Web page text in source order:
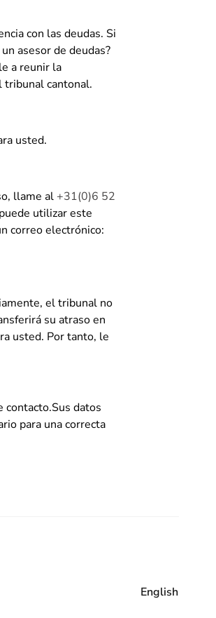
con las deudas. Si
asesor de deudas?
a reunir la
tribunal cantonal.
usted.
llame al +31(0)6 52
utilizar este
correo electrónico:
el tribunal no
su atraso en
usted. Por tanto, le
contacto.Sus datos
para una correcta
English